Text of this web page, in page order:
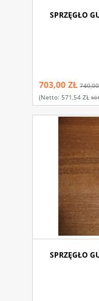
SPRZĘGŁO
703,00 ZŁ
(netto: 571,54 ZŁ
SPRZĘGŁO